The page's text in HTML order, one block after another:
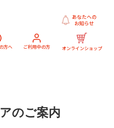
方へ ご利用中の方 オンラインショップ
あなたへの
お知らせ
のご案内